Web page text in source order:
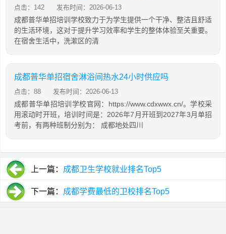
点击：142 发布时间：2026-06-13
成都普华单招培训学校致力于为学生提供一个干净、整洁且舒适
的生活环境，这对于提升学习效率和学生的整体体验至关重要。
在宿舍生活中，洗漱区的清
成都普华单招宿舍淋浴间热水24小时供应吗
点击：88 发布时间：2026-06-13
成都普华单招培训学校官网：https://www.cdxwwx.cn/。学校采
用滚动时开班，培训时间是：2026年7月开班到2027年3月单招
考前，有两种班制分别为： 成都地处四川
上一篇： 成都卫生学校就业排名Top5
下一篇： 成都学费最低的卫校排名Top5